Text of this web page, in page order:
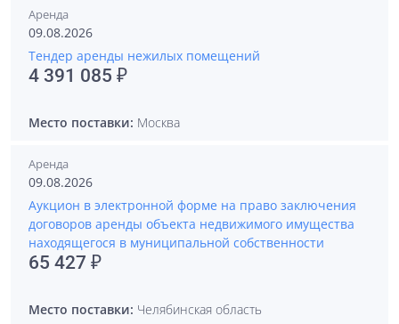
Аренда
09.08.2026
Тендер аренды нежилых помещений
4 391 085 ₽
Место поставки: Москва
Аренда
09.08.2026
Аукцион в электронной форме на право заключения
договоров аренды объекта недвижимого имущества
находящегося в муниципальной собственности
65 427 ₽
Место поставки: Челябинская область